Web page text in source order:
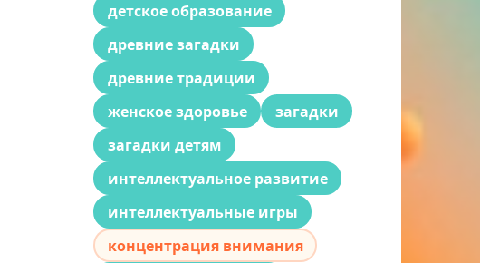
детское образование
древние загадки
древние традиции
женское здоровье
загадки
загадки детям
интеллектуальное развитие
интеллектуальные игры
концентрация внимания